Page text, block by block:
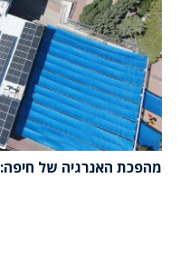
מהפכת האנרגיה של חיפה: 50 מגה וואט חשמל בתוך 5 שנים